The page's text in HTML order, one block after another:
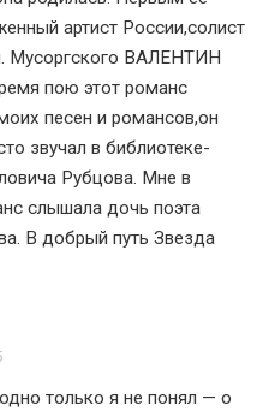
артист России,солист
Мусоргского ВАЛЕНТИН
пою этот романс
песен и романсов,он
звучал в библиотеке-
Рубцова. Мне в
слышала дочь поэта
В добрый путь Звезда
только я не понял — о